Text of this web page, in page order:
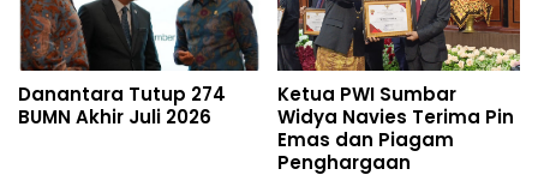
Danantara Tutup 274
BUMN Akhir Juli 2026
Ketua PWI Sumbar
Widya Navies Terima Pin
Emas dan Piagam
Penghargaan